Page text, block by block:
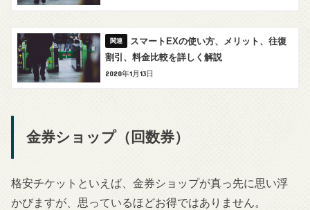
スマートEXの使い方、メリット、往復
割引、料金比較を詳しく解説
2020年1月13日
金券ショップ（回数券）
格安チケットといえば、金券ショップが真っ先に思い浮
かびますが、思っているほどお得ではありません。